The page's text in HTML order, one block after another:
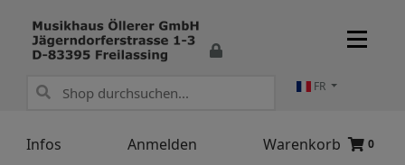
Infos Anmelden Warenkorb 0
FR